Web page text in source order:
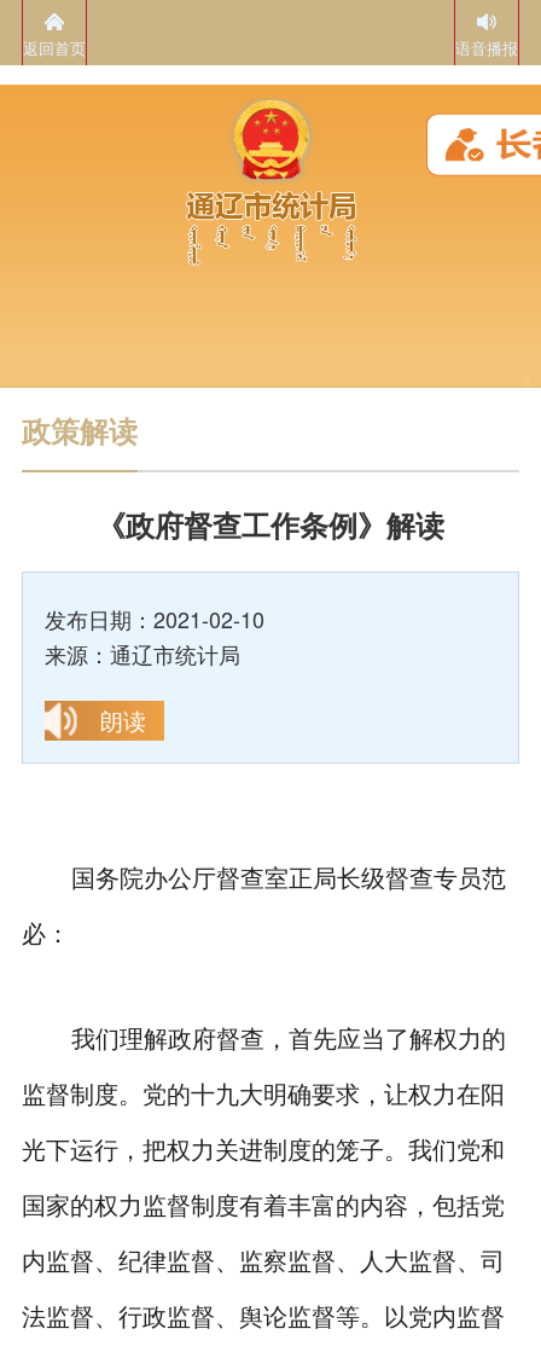
返回首页 语音播报
政策解读
《政府督查工作条例》解读
发布日期：2021-02-10
来源：通辽市统计局
朗读
国务院办公厅督查室正局长级督查专员范
必：
我们理解政府督查，首先应当了解权力的
监督制度。党的十九大明确要求，让权力在阳
光下运行，把权力关进制度的笼子。我们党和
国家的权力监督制度有着丰富的内容，包括党
内监督、纪律监督、监察监督、人大监督、司
法监督、行政监督、舆论监督等。以党内监督